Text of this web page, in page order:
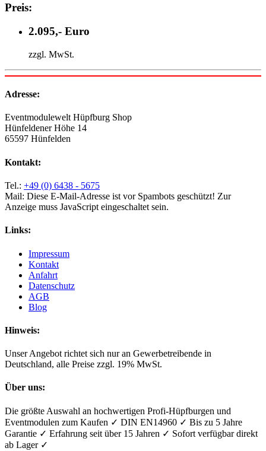
Preis:
2.095,- Euro
zzgl. MwSt.
Adresse:
Eventmodulewelt Hüpfburg Shop
Hünfeldener Höhe 14
65597 Hünfelden
Kontakt:
Tel.: +49 (0) 6438 - 5675
Mail: Diese E-Mail-Adresse ist vor Spambots geschützt! Zur
Anzeige muss JavaScript eingeschaltet sein.
Links:
Impressum
Kontakt
Anfahrt
Datenschutz
AGB
Blog
Hinweis:
Unser Angebot richtet sich nur an Gewerbetreibende in
Deutschland, alle Preise zzgl. 19% MwSt.
Über uns:
Die größte Auswahl an hochwertigen Profi-Hüpfburgen und
Eventmodulen zum Kaufen ✓ DIN EN14960 ✓ Bis zu 5 Jahre
Garantie ✓ Erfahrung seit über 15 Jahren ✓ Sofort verfügbar direkt
ab Lager ✓